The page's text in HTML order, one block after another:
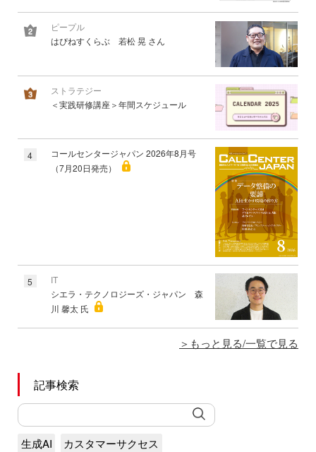
ピープル
はぴねすくらぶ 若松 晃 さん
ストラテジー
＜実践研修講座＞年間スケジュール
4
コールセンタージャパン 2026年8月号
（7月20日発売）
5
IT
シエラ・テクノロジーズ・ジャパン 森
川 馨太 氏
もっと見る/一覧で見る
記事検索
生成AI
カスタマーサクセス